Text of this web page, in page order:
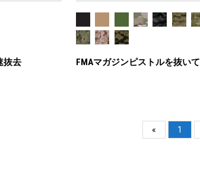
抜去 FMAマガジンピストルを抜いて
« 1